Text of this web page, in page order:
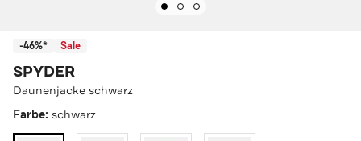
-46%* Sale
SPYDER
Daunenjacke schwarz
Farbe: schwarz